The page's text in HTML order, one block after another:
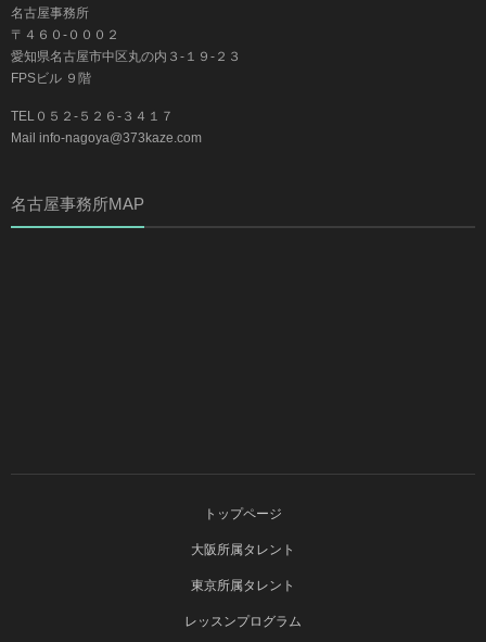
名古屋事務所
〒４６０-０００２
愛知県名古屋市中区丸の内３-１９-２３
FPSビル ９階
TEL０５２-５２６-３４１７
Mail info-nagoya@373kaze.com
名古屋事務所MAP
トップページ
大阪所属タレント
東京所属タレント
レッスンプログラム